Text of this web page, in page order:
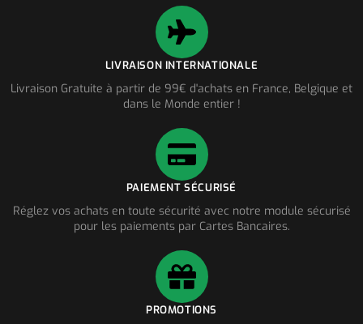
LIVRAISON INTERNATIONALE
Livraison Gratuite à partir de 99€ d'achats en France, Belgique et
dans le Monde entier !
PAIEMENT SÉCURISÉ
Réglez vos achats en toute sécurité avec notre module sécurisé
pour les paiements par Cartes Bancaires.
PROMOTIONS